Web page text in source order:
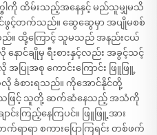
ခါကို ထိမ်းသည့်အနေနှင့် မည်သူမျှမသိ
င်ဖွင့်တက်သည်။ ဆွေဆွေမှာ အပျိုမစစ်
သည်။ ထို့ကြောင့် သူမသည် အနည်းငယ်
ောင်ချိုမှ ရီးစားနှင့်လည်း အခွင့်သင့်
အပြုအစု ကောင်းကြောင်း ဖြူဖြူ့
လို ခံစားရသည်။ ကိုအောင်နိုင်တို့
ေသဖြင့် သူတို့ ဆက်ဆံနေသည့် အသံကို
းကြည့်နေကြပင်။ ဖြူဖြူ့အား
ရာရာ စကားပြောကြရင်း တစ်ဖက်